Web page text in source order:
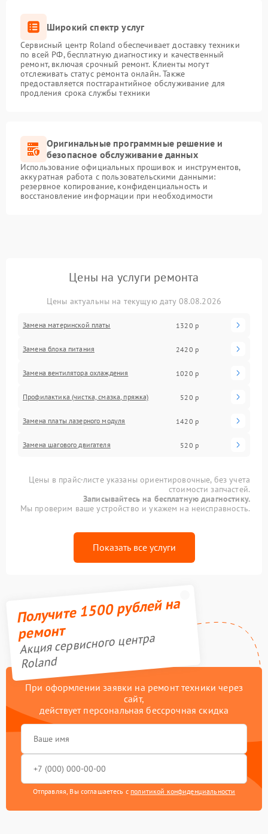
Широкий спектр услуг
Сервисный центр Roland обеспечивает доставку техники
по всей РФ, бесплатную диагностику и качественный
ремонт, включая срочный ремонт. Клиенты могут
отслеживать статус ремонта онлайн. Также
предоставляется постгарантийное обслуживание для
продления срока службы техники
Оригинальные программные решение и
безопасное обслуживание данных
Использование официальных прошивок и инструментов,
аккуратная работа с пользовательскими данными:
резервное копирование, конфиденциальность и
восстановление информации при необходимости
Цены на услуги ремонта
Цены актуальны на текущую дату 08.08.2026
Замена материнской платы 1320 р
Замена блока питания 2420 р
Замена вентилятора охлаждения 1020 р
Профилактика (чистка, смазка, пряжка) 520 р
Замена платы лазерного модуля 1420 р
Замена шагового двигателя 520 р
Цены в прайс-листе указаны ориентировочные, без учета
стоимости запчастей.
Записывайтесь на бесплатную диагностику.
Мы проверим ваше устройство и укажем на неисправность.
Показать все услуги
Получите 1500 рублей на
ремонт
Акция сервисного центра
Roland
При оформлении заявки на ремонт техники через
сайт,
действует персональная бессрочная скидка
Отправляя, Вы соглашаетесь с политикой конфиденциальности